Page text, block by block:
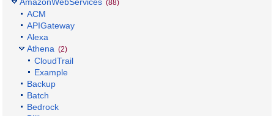
(88)
ACM
APIGateway
Alexa
Athena (2)
CloudTrail
Example
Backup
Batch
Bedrock